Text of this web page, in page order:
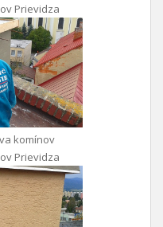
Prievidza
komínov
Prievidza